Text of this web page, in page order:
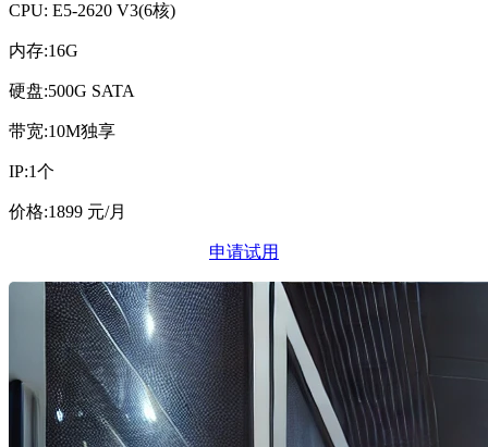
CPU: E5-2620 V3(6核)
内存:16G
硬盘:500G SATA
带宽:10M独享
IP:1个
价格:1899 元/月
申请试用